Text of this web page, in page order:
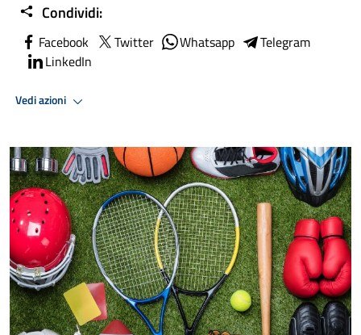
Condividi:
Facebook Twitter Whatsapp
Telegram
LinkedIn
Vedi azioni